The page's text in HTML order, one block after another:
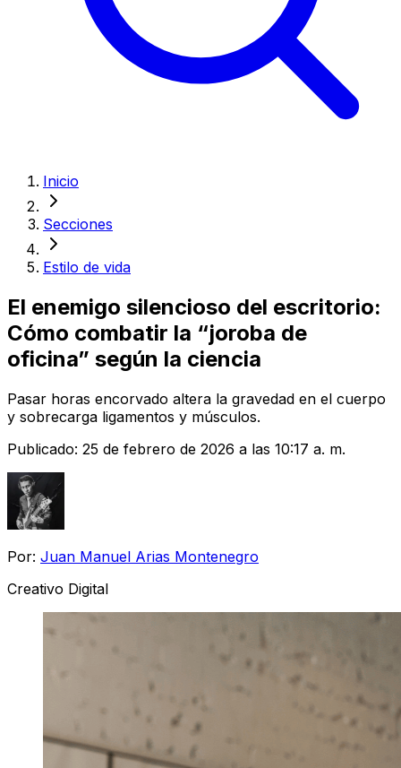
Inicio
Secciones
Estilo de vida
El enemigo silencioso del escritorio:
Cómo combatir la “joroba de
oficina” según la ciencia
Pasar horas encorvado altera la gravedad en el cuerpo
y sobrecarga ligamentos y músculos.
Publicado: 25 de febrero de 2026 a las 10:17 a. m.
Por: Juan Manuel Arias Montenegro
Creativo Digital